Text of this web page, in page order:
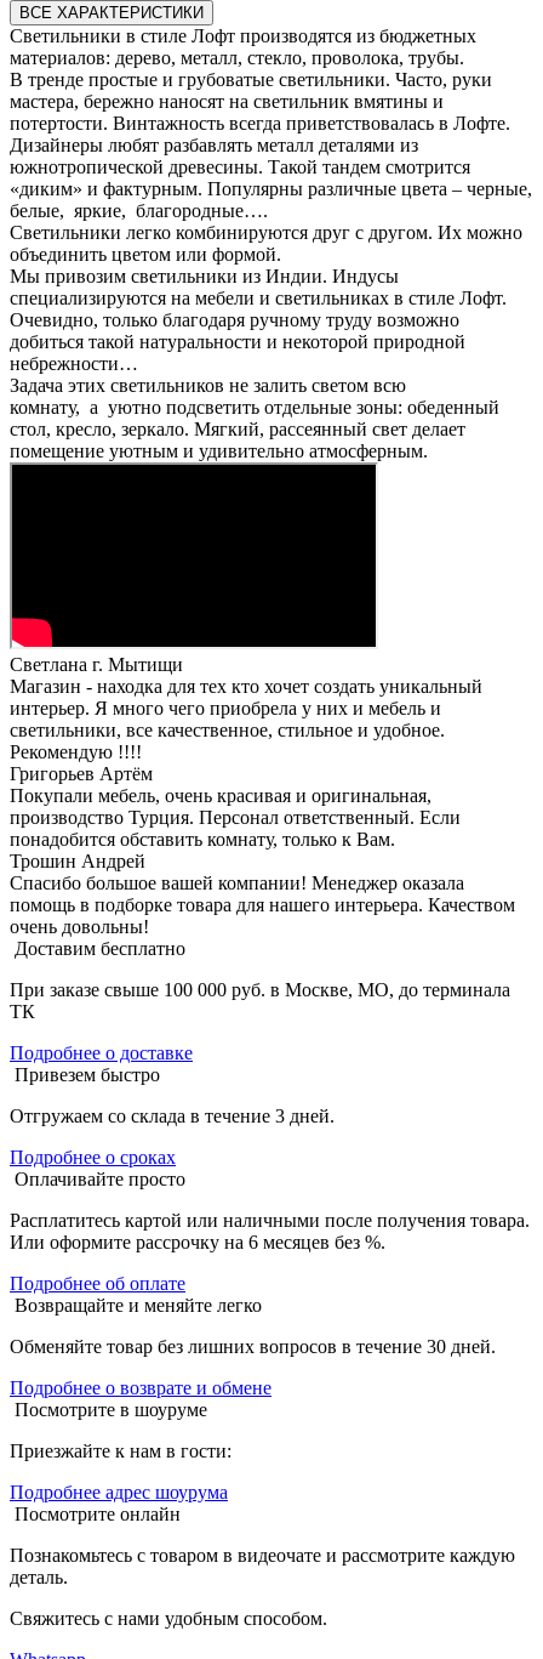
ВСЕ ХАРАКТЕРИСТИКИ
Светильники в стиле Лофт производятся из бюджетных
материалов: дерево, металл, стекло, проволока, трубы.
В тренде простые и грубоватые светильники. Часто, руки
мастера, бережно наносят на светильник вмятины и
потертости. Винтажность всегда приветствовалась в Лофте.
Дизайнеры любят разбавлять металл деталями из
южнотропической древесины. Такой тандем смотрится
«диким» и фактурным. Популярны различные цвета – черные,
белые, яркие, благородные….
Светильники легко комбинируются друг с другом. Их можно
объединить цветом или формой.
Мы привозим светильники из Индии. Индусы
специализируются на мебели и светильниках в стиле Лофт.
Очевидно, только благодаря ручному труду возможно
добиться такой натуральности и некоторой природной
небрежности…
Задача этих светильников не залить светом всю
комнату, а уютно подсветить отдельные зоны: обеденный
стол, кресло, зеркало. Мягкий, рассеянный свет делает
помещение уютным и удивительно атмосферным.
Светлана г. Мытищи
Магазин - находка для тех кто хочет создать уникальный
интерьер. Я много чего приобрела у них и мебель и
светильники, все качественное, стильное и удобное.
Рекомендую !!!!
Григорьев Артём
Покупали мебель, очень красивая и оригинальная,
производство Турция. Персонал ответственный. Если
понадобится обставить комнату, только к Вам.
Трошин Андрей
Спасибо большое вашей компании! Менеджер оказала
помощь в подборке товара для нашего интерьера. Качеством
очень довольны!
Доставим бесплатно
При заказе свыше 100 000 руб. в Москве, МО, до терминала
ТК
Подробнее о доставке
Привезем быстро
Отгружаем со склада в течение 3 дней.
Подробнее о сроках
Оплачивайте просто
Расплатитесь картой или наличными после получения товара.
Или оформите рассрочку на 6 месяцев без %.
Подробнее об оплате
Возвращайте и меняйте легко
Обменяйте товар без лишних вопросов в течение 30 дней.
Подробнее о возврате и обмене
Посмотрите в шоуруме
Приезжайте к нам в гости:
Подробнее адрес шоурума
Посмотрите онлайн
Познакомьтесь с товаром в видеочате и рассмотрите каждую
деталь.
Свяжитесь с нами удобным способом.